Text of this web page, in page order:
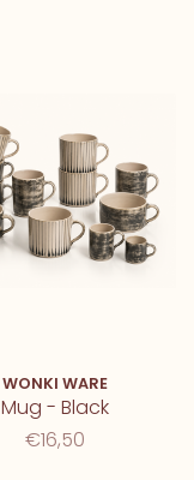
WONKI WARE
Mug - Black
€16,50